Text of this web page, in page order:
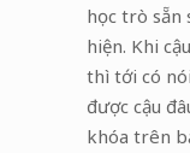
học trò sẵn
hiện. Khi
thì tới có
được cậu
khóa trên